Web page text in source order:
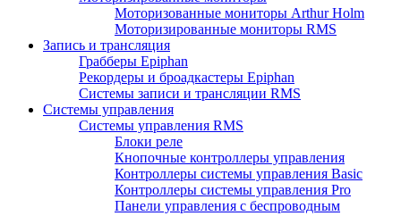
Моторизованные мониторы Arthur Holm
Моторизированные мониторы RMS
Запись и трансляция
Грабберы Epiphan
Рекордеры и броадкастеры Epiphan
Системы записи и трансляции RMS
Системы управления
Системы управления RMS
Блоки реле
Кнопочные контроллеры управления
Контроллеры системы управления Basic
Контроллеры системы управления Pro
Панели управления с беспроводным